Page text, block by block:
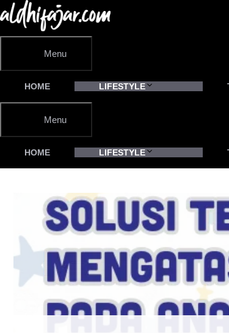
Langsung
ke
isi
Menu
HOME LIFESTYLE
Menu
HOME LIFESTYLE